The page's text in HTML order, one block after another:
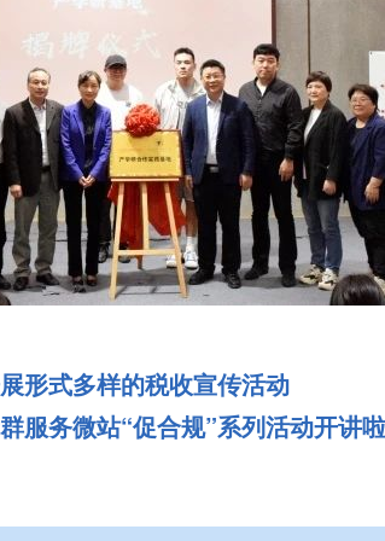
形式多样的税收宣传活动
服务微站“促合规”系列活动开讲